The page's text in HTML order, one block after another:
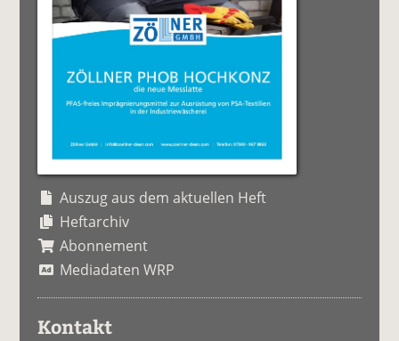
Auszug aus dem aktuellen Heft
Heftarchiv
Abonnement
Mediadaten WRP
Kontakt